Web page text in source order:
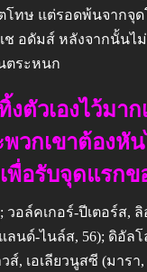
โทษ แต่รอดพ้นจากจุ
ช อดัมส์ หลังจากนั้นไ
ตระหนก
ตัวเองไว้มาก
วกเขาต้องหั
พื่อรับจุดแรก
อล์คเกอร์-ปีเตอร์ส,
ลนด์-ไนล์ส, 56); ดิอัลโ
, เอเลียวนูสซี (มารา,